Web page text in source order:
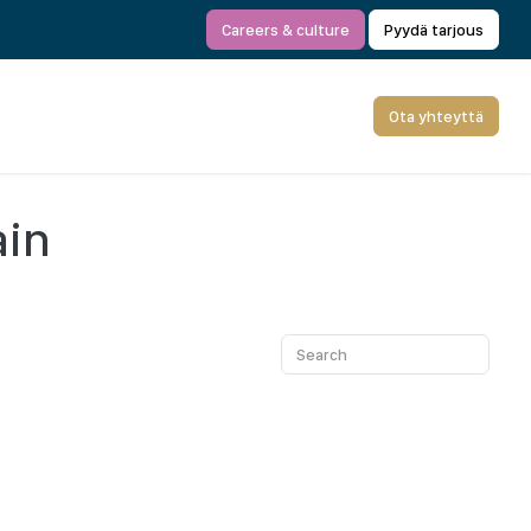
Careers & culture Pyydä tarjous
Ota yhteyttä